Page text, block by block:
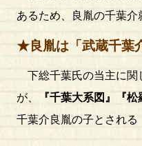
あるため、良胤の千葉
★良胤は「武蔵千葉
下総千葉氏の当主に関
が、
『千葉大系図』『松
千葉介良胤の子とされる